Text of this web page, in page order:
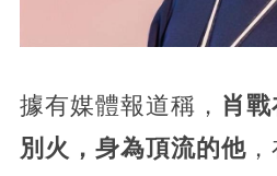
據有媒體報道稱， 肖
別火，身為頂流的他，